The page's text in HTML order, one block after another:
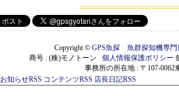
Copyright © GPS魚探 魚群探知機専
商号 : (株)モノトーン 個人情報保護ポリシー
事務所の所在地 : 〒107-
お知らせRSS コンテンツRSS 店長日記RSS